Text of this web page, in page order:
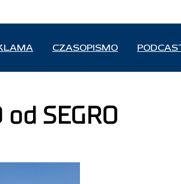
CZASOPISMO
SEGRO